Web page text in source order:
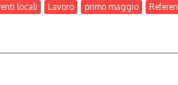
locali Lavoro primo maggio